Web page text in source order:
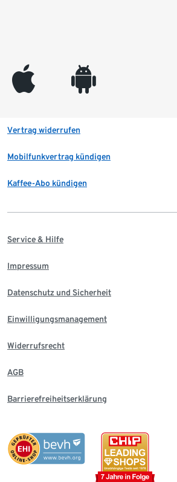
appleinc android
Vertrag widerrufen
Mobilfunkvertrag kündigen
Kaffee-Abo kündigen
Service & Hilfe
Impressum
Datenschutz und Sicherheit
Einwilligungsmanagement
Widerrufsrecht
AGB
Barrierefreiheitserklärung